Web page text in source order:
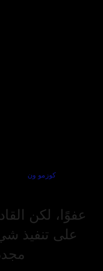
كوزمو ون
عفوًا، لكن
على تنفيذ